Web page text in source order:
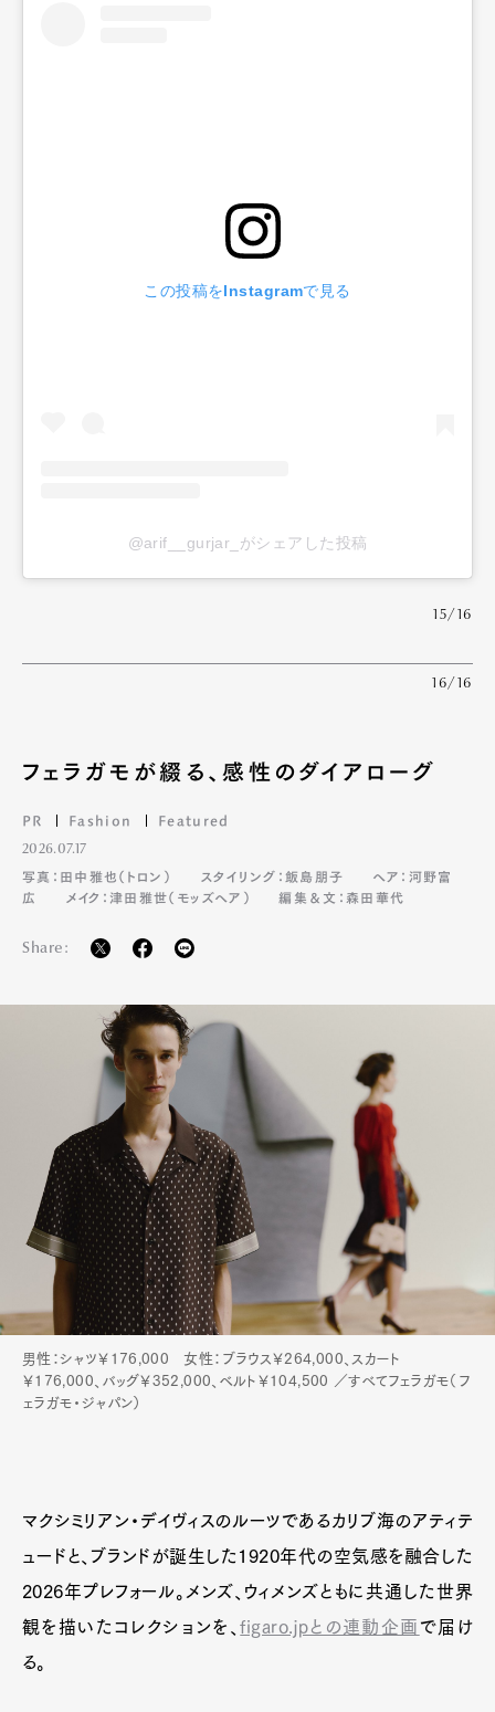
この投稿をInstagramで見る
@arif__gurjar_がシェアした投稿
15/16
16/16
フェラガモが綴る、感性のダイアローグ
PR Fashion Featured
2026.07.17
写真：田中雅也（トロン）
スタイリング：飯島朋子
ヘア：河野富
広
メイク：津田雅世（モッズヘア） 編集＆文：森田華代
Share:
男性：シャツ￥176,000 女性：ブラウス￥264,000、スカート
￥176,000、バッグ￥352,000、ベルト￥104,500 ／すべてフェラガモ（フ
ェラガモ・ジャパン）
マクシミリアン・デイヴィスのルーツであるカリブ海のアティテ
ュードと、ブランドが誕生した1920年代の空気感を融合した
2026年プレフォール。メンズ、ウィメンズともに共通した世界
観を描いたコレクションを、figaro.jpとの連動企画 で届け
る。